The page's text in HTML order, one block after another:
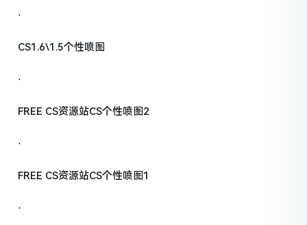
·
CS1.6\1.5个性喷图
·
FREE CS资源站CS个性喷图2
·
FREE CS资源站CS个性喷图1
·